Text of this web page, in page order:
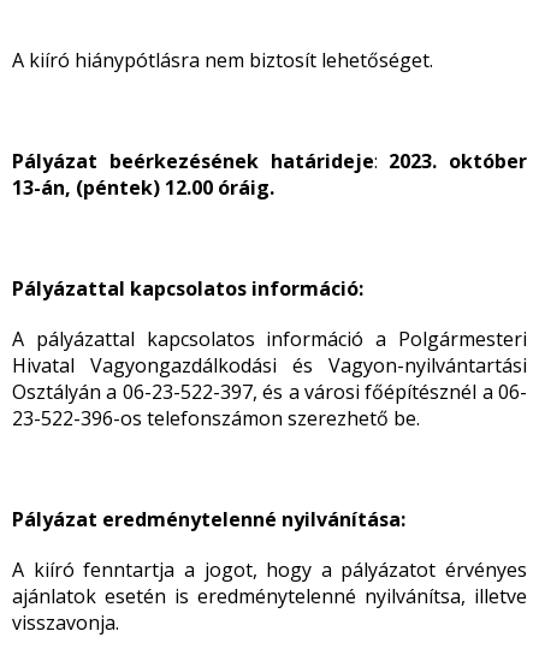
A kiíró hiánypótlásra nem biztosít lehetőséget.
Pályázat beérkezésének határideje: 2023. október
13-án, (péntek) 12.00 óráig.
Pályázattal kapcsolatos információ:
A pályázattal kapcsolatos információ a Polgármesteri
Hivatal Vagyongazdálkodási és Vagyon-nyilvántartási
Osztályán a 06-23-522-397, és a városi főépítésznél a 06-
23-522-396-os telefonszámon szerezhető be.
Pályázat eredménytelenné nyilvánítása:
A kiíró fenntartja a jogot, hogy a pályázatot érvényes
ajánlatok esetén is eredménytelenné nyilvánítsa, illetve
visszavonja.